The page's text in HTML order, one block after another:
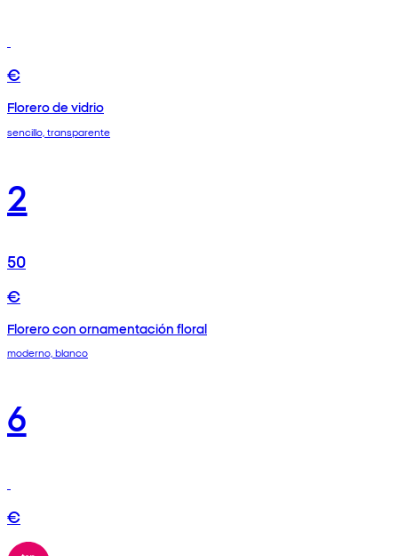
€
Florero de vidrio
sencillo, transparente
2
50
€
Florero con ornamentación floral
moderno, blanco
6
€